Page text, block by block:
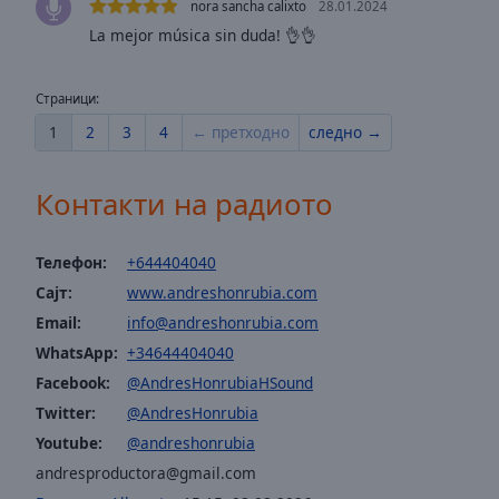
Opacity
Color
Opacity
Caption
Area
Background
nora sancha calixto 28.01.2024
La mejor música sin duda! 👌👌
Страници:
1 2 3 4 ← претходно следно →
Контакти на радиото
Телефон:
+644404040
Сајт:
www.andreshonrubia.com
Email:
info@andreshonrubia.com
WhatsApp: +34644404040
Facebook:
@AndresHonrubiaHSound
Twitter:
@AndresHonrubia
Youtube:
@andreshonrubia
andresproductora@gmail.com